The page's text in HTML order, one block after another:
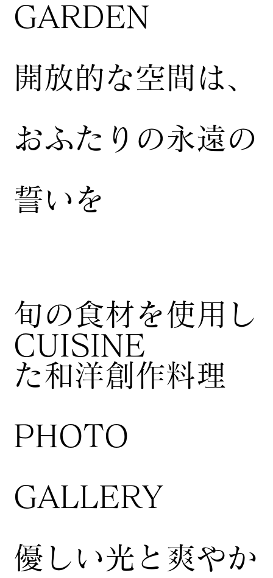
CUISINE
​旬の食材を使用し
た和洋創作料理
​PHOTO
GALLERY
​優しい光と爽やか
GARDEN
開放的な空間は、
おふたりの永遠の
誓いを